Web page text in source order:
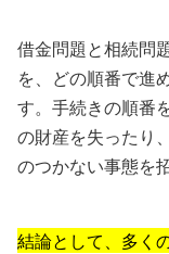
借金問題と相続問
を、どの順番で進
す。手続きの順番
の財産を失ったり
のつかない事態を
結論として、多く